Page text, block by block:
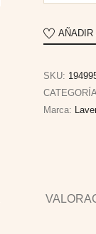
AÑADIR
SKU:
Marca: